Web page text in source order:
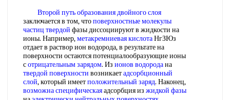
Второй путьобразования двойного слоя
заключается в том, чтоповерхностные молекулы
частиц твердой фазы диссоциируют в жидкости на
ионы. Например,метакремниевая кислотаНгЗЮз
отдает в раствор ион водорода, в результате на
поверхности остаются потенциалообразующие ионы
сотрицательным зарядом. Из ионов водородана
твердой поверхности возникаетадсорбционный
слой, который имеетположительный заряд. Наконец,
возможна специфическаяадсорбция из жидкой фазы